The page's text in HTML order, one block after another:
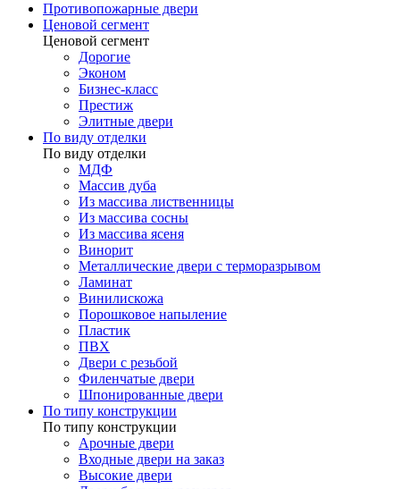
Противопожарные двери
Ценовой сегмент
Ценовой сегмент
Дорогие
Эконом
Бизнес-класс
Престиж
Элитные двери
По виду отделки
По виду отделки
МДФ
Массив дуба
Из массива лиственницы
Из массива сосны
Из массива ясеня
Винорит
Металлические двери с терморазрывом
Ламинат
Винилискожа
Порошковое напыление
Пластик
ПВХ
Двери с резьбой
Филенчатые двери
Шпонированные двери
По типу конструкции
По типу конструкции
Арочные двери
Входные двери на заказ
Высокие двери